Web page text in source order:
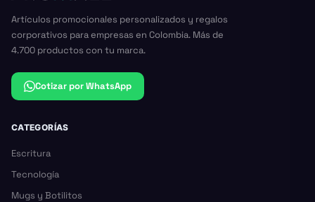
Artículos promocionales personalizados y regalos
corporativos para empresas en Colombia. Más de
4.700 productos con tu marca.
Cotizar por WhatsApp
CATEGORÍAS
Escritura
Tecnología
Mugs y Botilitos